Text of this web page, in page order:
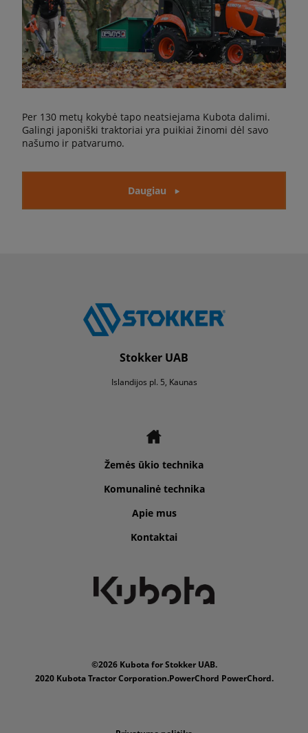
Per 130 metų kokybė tapo neatsiejama Kubota dalimi.
Galingi japoniški traktoriai yra puikiai žinomi dėl savo
našumo ir patvarumo.
Daugiau
Stokker UAB
Islandijos pl. 5, Kaunas
Žemės ūkio technika
Komunalinė technika
Apie mus
Kontaktai
©2026 Kubota for Stokker UAB.
2020 Kubota Tractor Corporation.PowerChord PowerChord.